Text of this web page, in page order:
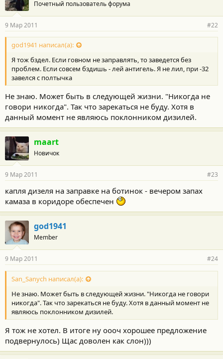
Почетный пользователь форума
9 Мар 2011 #22
god1941 написал(а):
Я тож бздел. Если говном не заправлять, то заведется без
проблем. Если совсем бздишь - лей антигель. Я не лил, при -32
завелся с полтычка
Не знаю. Может быть в следующей жизни. "Никогда не
говори никогда". Так что зарекаться не буду. Хотя в
данный момент не являюсь поклонником дизилей.
maart
Новичок
9 Мар 2011 #23
капля дизеля на заправке на ботинок - вечером запах
камаза в коридоре обеспечен
god1941
Member
9 Мар 2011 #24
San_Sanych написал(а):
Не знаю. Может быть в следующей жизни. "Никогда не говори
никогда". Так что зарекаться не буду. Хотя в данный момент не
являюсь поклонником дизилей.
Я тож не хотел. В итоге ну оооч хорошее предложение
подвернулось) Щас доволен как слон)))